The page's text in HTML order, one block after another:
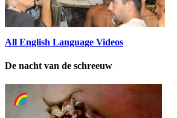
All English Language Videos
De nacht van de schreeuw